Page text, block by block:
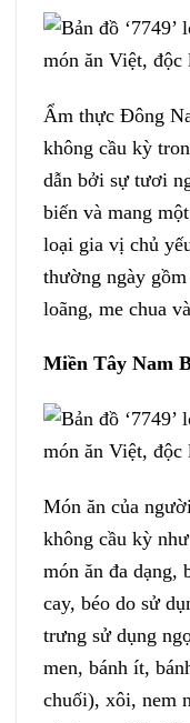
Ẩm thực Đông
không cầu kỳ
dẫn bởi sự tươi
biến và mang
loại gia vị chủ
thường ngày
loãng, me chua
Miền Tây Nam
Món ăn của
không cầu kỳ
món ăn đa dạng,
cay, béo do sử
trưng sử dụng
men, bánh ít,
chuối), xôi, nem